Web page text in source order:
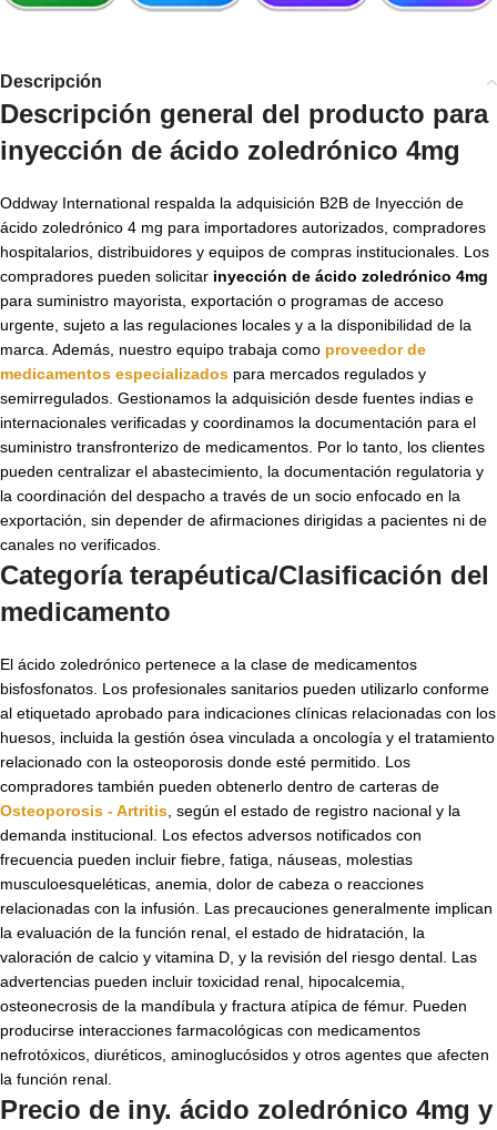
Descripción
Descripción general del producto para
inyección de ácido zoledrónico 4mg
Oddway International respalda la adquisición B2B de Inyección de
ácido zoledrónico 4 mg para importadores autorizados, compradores
hospitalarios, distribuidores y equipos de compras institucionales. Los
compradores pueden solicitar inyección de ácido zoledrónico 4mg
para suministro mayorista, exportación o programas de acceso
urgente, sujeto a las regulaciones locales y a la disponibilidad de la
marca. Además, nuestro equipo trabaja como proveedor de
medicamentos especializados para mercados regulados y
semirregulados. Gestionamos la adquisición desde fuentes indias e
internacionales verificadas y coordinamos la documentación para el
suministro transfronterizo de medicamentos. Por lo tanto, los clientes
pueden centralizar el abastecimiento, la documentación regulatoria y
la coordinación del despacho a través de un socio enfocado en la
exportación, sin depender de afirmaciones dirigidas a pacientes ni de
canales no verificados.
Categoría terapéutica/Clasificación del
medicamento
El ácido zoledrónico pertenece a la clase de medicamentos
bisfosfonatos. Los profesionales sanitarios pueden utilizarlo conforme
al etiquetado aprobado para indicaciones clínicas relacionadas con los
huesos, incluida la gestión ósea vinculada a oncología y el tratamiento
relacionado con la osteoporosis donde esté permitido. Los
compradores también pueden obtenerlo dentro de carteras de
Osteoporosis - Artritis, según el estado de registro nacional y la
demanda institucional. Los efectos adversos notificados con
frecuencia pueden incluir fiebre, fatiga, náuseas, molestias
musculoesqueléticas, anemia, dolor de cabeza o reacciones
relacionadas con la infusión. Las precauciones generalmente implican
la evaluación de la función renal, el estado de hidratación, la
valoración de calcio y vitamina D, y la revisión del riesgo dental. Las
advertencias pueden incluir toxicidad renal, hipocalcemia,
osteonecrosis de la mandíbula y fractura atípica de fémur. Pueden
producirse interacciones farmacológicas con medicamentos
nefrotóxicos, diuréticos, aminoglucósidos y otros agentes que afecten
la función renal.
Precio de iny. ácido zoledrónico 4mg y